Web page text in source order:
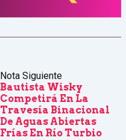
Nota Siguiente
Bautista Wisky
Competirá En La
Travesía Binacional
De Aguas Abiertas
Frías En Río Turbio